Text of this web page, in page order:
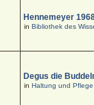
Hennemeyer
in Bibliothek des
Degus die
in Haltung und Pflege